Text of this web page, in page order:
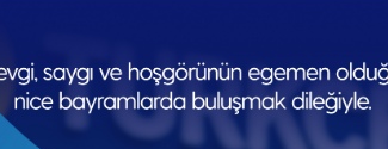
PERDE ARKASI: GÖRÜNENDEN DAHA
Törenle Hizmete Açıldı